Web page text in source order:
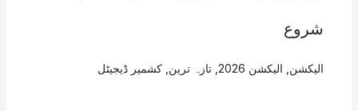
شروع
الیکشن الیکشن 2026 , تازہ ترین کشمیر ڈیجیٹل